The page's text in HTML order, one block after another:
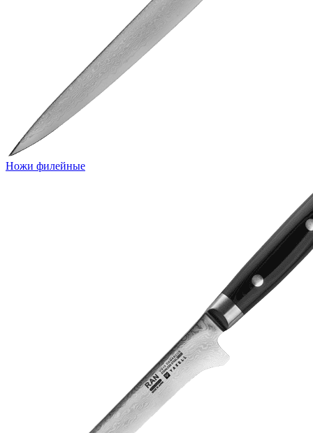
Ножи филейные